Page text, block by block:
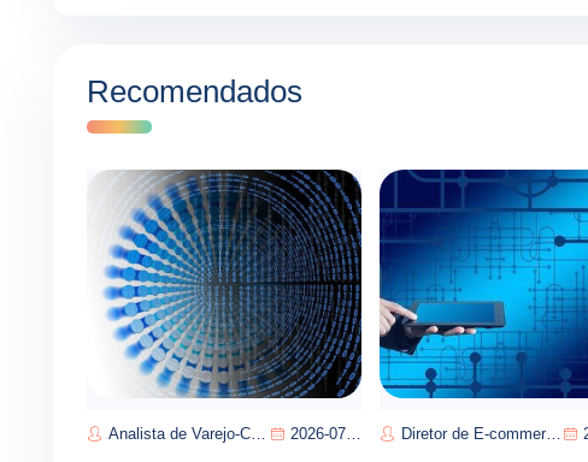
Recomendados
Analista de Varejo-Carlos Souza 2026-07-11 Diretor de E-commerce-Manuel Pereira